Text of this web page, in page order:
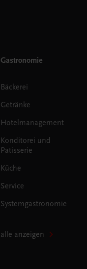
Gastronomie
Bäckerei
Getränke
Hotelmanagement
Konditorei und
Patisserie
Küche
Service
Systemgastronomie
alle anzeigen